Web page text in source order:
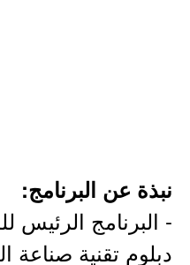
نبذة عن البرنامج:
- البرنامج الرئيس
دبلوم تقنية صناعة